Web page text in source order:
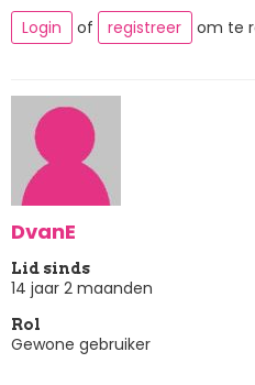
Login
of registreer om te
DvanE
Lid sinds
14 jaar 2 maanden
Rol
Gewone gebruiker